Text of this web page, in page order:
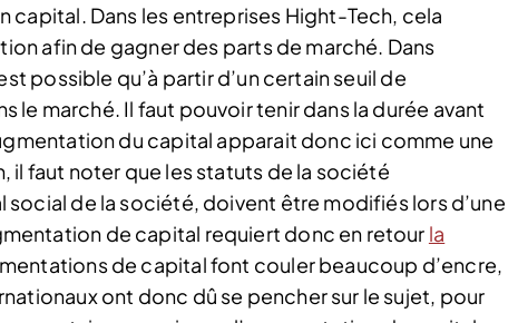
Dans les entreprises Hight-Tech, cela
afin de gagner des parts de marché. Dans
possible qu’à partir d’un certain seuil de
le marché. Il faut pouvoir tenir dans la durée avant
du capital apparait donc ici comme une
faut noter que les statuts de la société
de la société, doivent être modifiés lors d’une
de capital requiert donc en retour la
de capital font couler beaucoup d’encre,
ont donc dû se pencher sur le sujet, pour